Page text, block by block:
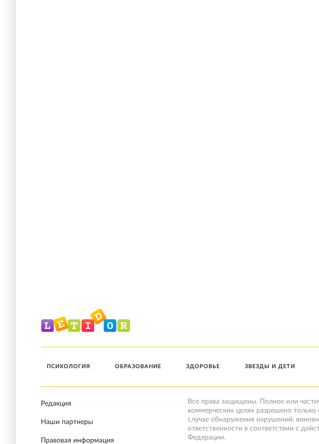
ПСИХОЛОГИЯ ОБРАЗОВАНИЕ ЗДОРОВЬЕ ЗВЕЗДЫ И ДЕТИ
Редакция
Наши партнеры
Правовая информация
Все права защищены. Полное или
коммерческих целях разрешено
случае обнаружения нарушений,
ответственности в соответствии с
Федерации.